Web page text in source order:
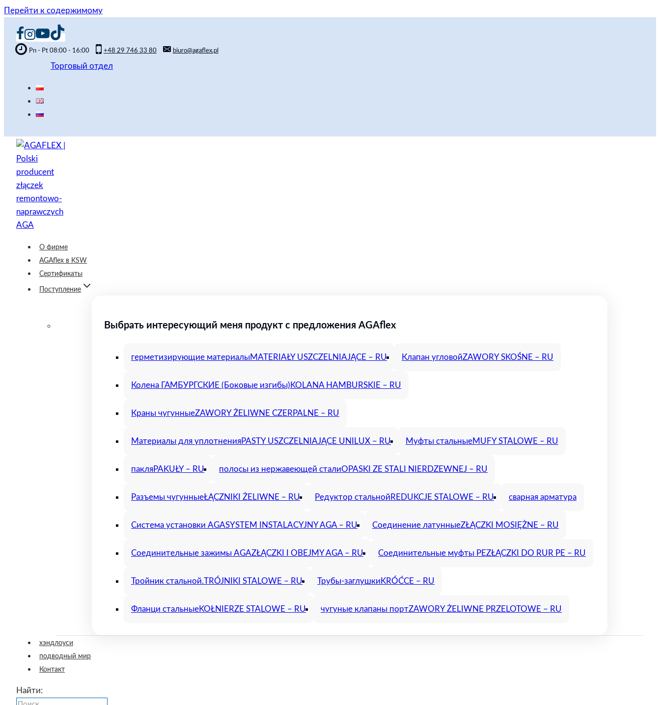
Перейти к содержимому
Pn - Pt 08:00 - 16:00 +48 29 746 33 80 biuro@agaflex.pl
Торговый отдел
О фирме
AGAflex в KSW
Сертификаты
Поступление
Выбрать интересующий меня продукт с предложения AGAflex
герметизирующие материалы MATERIAŁY USZCZELNIAJĄCE – RU Клапан угловойZAWORY SKOŚNE – RU
Колена ГАМБУРГСКИЕ (Боковые изгибы) KOLANA HAMBURSKIE – RU
Краны чугунныеZAWORY ŻELIWNE CZERPALNE – RU
Материалы для уплотненияPASTY USZCZELNIAJĄCE UNILUX – RU Муфты стальныеMUFY STALOWE – RU
пакляPAKUŁY – RU полосы из нержавеющей сталиOPASKI ZE STALI NIERDZEWNEJ – RU
Разъемы чугунныеŁĄCZNIKI ŻELIWNE – RU Редуктор стальной REDUKCJE STALOWE – RU сварная арматура
Система установки AGASYSTEM INSTALACYJNY AGA – RU Соединение латунныеZŁĄCZKI MOSIĘŻNE – RU
Соединительные зажимы AGAZŁĄCZKI I OBEJMY AGA – RU Соединительные муфты PEZŁĄCZKI DO RUR PE – RU
Тройник стальной.TRÓJNIKI STALOWE – RU Трубы-заглушки KRÓĆCE – RU
Фланци стальныеKOŁNIERZE STALOWE – RU чугуные клапаны портZAWORY ŻELIWNE PRZELOTOWE – RU
хэндлоуси
подводный мир
Контакт
Найти: